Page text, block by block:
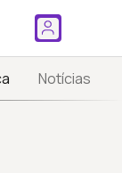
Notícias